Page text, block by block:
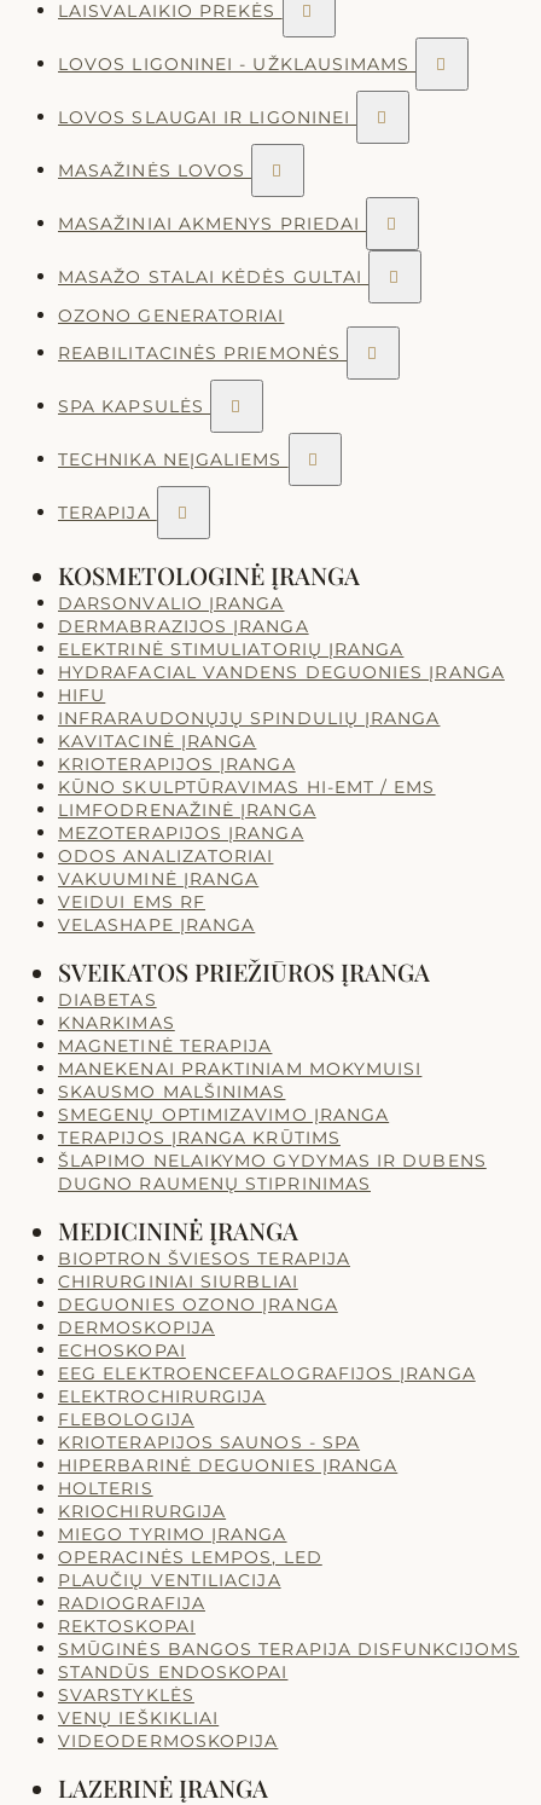
LAISVALAIKIO PREKĖS 
LOVOS LIGONINEI - UŽKLAUSIMAMS 
LOVOS SLAUGAI IR LIGONINEI 
MASAŽINĖS LOVOS 
MASAŽINIAI AKMENYS PRIEDAI 
MASAŽO STALAI KĖDĖS GULTAI

OZONO GENERATORIAI
REABILITACINĖS PRIEMONĖS

SPA KAPSULĖS 
TECHNIKA NEĮGALIEMS 
TERAPIJA 
KOSMETOLOGINĖ ĮRANGA
DARSONVALIO ĮRANGA
DERMABRAZIJOS ĮRANGA
ELEKTRINĖ STIMULIATORIŲ ĮRANGA
HYDRAFACIAL VANDENS DEGUONIES ĮRANGA
HIFU
INFRARAUDONŲJŲ SPINDULIŲ ĮRANGA
KAVITACINĖ ĮRANGA
KRIOTERAPIJOS ĮRANGA
KŪNO SKULPTŪRAVIMAS HI-EMT / EMS
LIMFODRENAŽINĖ ĮRANGA
MEZOTERAPIJOS ĮRANGA
ODOS ANALIZATORIAI
VAKUUMINĖ ĮRANGA
VEIDUI EMS RF
VELASHAPE ĮRANGA
SVEIKATOS PRIEŽIŪROS ĮRANGA
DIABETAS
KNARKIMAS
MAGNETINĖ TERAPIJA
MANEKENAI PRAKTINIAM MOKYMUISI
SKAUSMO MALŠINIMAS
SMEGENŲ OPTIMIZAVIMO ĮRANGA
TERAPIJOS ĮRANGA KRŪTIMS
ŠLAPIMO NELAIKYMO GYDYMAS IR DUBENS
DUGNO RAUMENŲ STIPRINIMAS
MEDICININĖ ĮRANGA
BIOPTRON ŠVIESOS TERAPIJA
CHIRURGINIAI SIURBLIAI
DEGUONIES OZONO ĮRANGA
DERMOSKOPIJA
ECHOSKOPAI
EEG ELEKTROENCEFALOGRAFIJOS ĮRANGA
ELEKTROCHIRURGIJA
FLEBOLOGIJA
KRIOTERAPIJOS SAUNOS - SPA
HIPERBARINĖ DEGUONIES ĮRANGA
HOLTERIS
KRIOCHIRURGIJA
MIEGO TYRIMO ĮRANGA
OPERACINĖS LEMPOS, LED
PLAUČIŲ VENTILIACIJA
RADIOGRAFIJA
REKTOSKOPAI
SMŪGINĖS BANGOS TERAPIJA DISFUNKCIJOMS
STANDŪS ENDOSKOPAI
SVARSTYKLĖS
VENŲ IEŠKIKLIAI
VIDEODERMOSKOPIJA
LAZERINĖ ĮRANGA